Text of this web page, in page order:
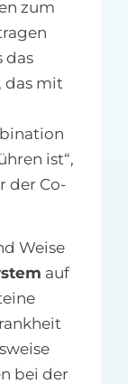
zum
das
das mit
ist“,
der Co-
Weise
auf
bei der